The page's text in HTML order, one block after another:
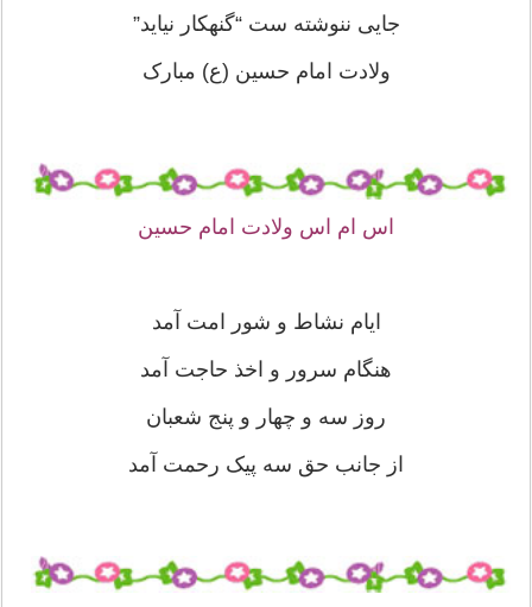
جایی ننوشته ست “گنهکار نیاید”
ولادت امام حسین (ع) مبارک
اس ام اس ولادت امام حسین
ایام نشاط و شور امت آمد
هنگام سرور و اخذ حاجت آمد
روز سه و چهار و پنج شعبان
از جانب حق سه پیک رحمت آمد